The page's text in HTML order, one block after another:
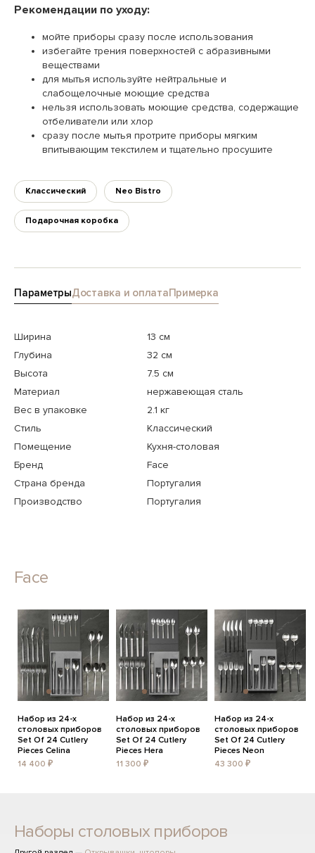
Рекомендации по уходу:
мойте приборы сразу после использования
избегайте трения поверхностей с абразивными
веществами
для мытья используйте нейтральные и
слабощелочные моющие средства
нельзя использовать моющие средства, содержащие
отбеливатели или хлор
сразу после мытья протрите приборы мягким
впитывающим текстилем и тщательно просушите
Классический Neo Bistro
Подарочная коробка
ПараметрыДоставка и оплатаПримерка
Ширина
13 см
Глубина
32 см
Высота
7.5 см
Материал
нержавеющая сталь
Вес в упаковке
2.1 кг
Стиль
Классический
Помещение
Кухня-столовая
Бренд
Face
Страна бренда
Португалия
Производство
Португалия
Face
Набор из 24-х
столовых приборов
Set Of 24 Cutlery
Pieces Celina
14 400 ₽
Набор из 24-х
столовых приборов
Set Of 24 Cutlery
Pieces Hera
11 300 ₽
Набор из 24-х
столовых приборов
Set Of 24 Cutlery
Pieces Neon
43 300 ₽
Наборы столовых приборов